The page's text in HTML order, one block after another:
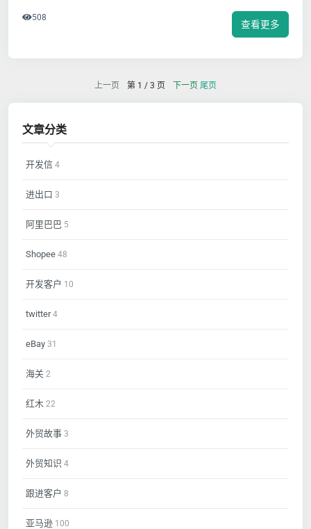
查看更多
508
上一页 第 1 / 3 页 下一页 尾页
文章分类
开发信 4
进出口 3
阿里巴巴 5
Shopee 48
开发客户 10
twitter4
eBay 31
海关 2
红木 22
外贸故事 3
外贸知识 4
跟进客户 8
亚马逊 100